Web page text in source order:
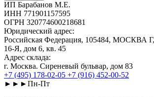
ИП Барабанов М.Е.
ИНН 771901157595
ОГРН 320774600218681
Юридический адрес:
Российская Федерация, 105484,
16-Я, дом 6, кв. 45
Адрес склада:
г. Москва. Сиреневый бульвар, дом 83
+7 (495) 178-02-05 +7 (916) 452-00-52
►►►Пн-Пт